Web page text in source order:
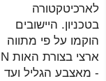
לארכיטקטורה
בטכניון. היישובים
הוקמו על פי מתווה
ארצי בצורת האות N
- מאצבע הגליל ועד